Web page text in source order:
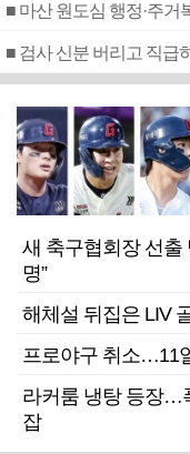
■ 마산 원도심 행정·주거
새 축구협회장 선
명”
해체설 뒤집은 LIV
프로야구 취소…11
라커룸 냉탕 등장…
잡